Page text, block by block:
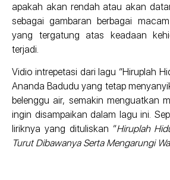
apakah akan rendah atau akan
sebagai gambaran berbagai
yang tergatung atas keadaan
terjadi.
Vidio intrepetasi dari lagu “Hiruplah
Ananda Badudu yang tetap
belenggu air, semakin menguatkan
ingin disampaikan dalam lagu ini.
liriknya yang dituliskan “Hiruplah
Turut Dibawanya Serta Mengarungi